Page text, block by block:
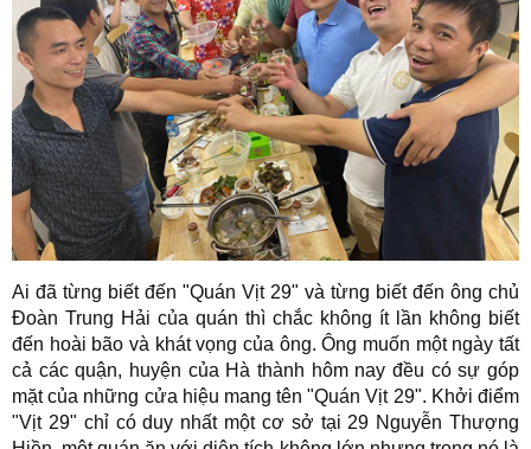
Ai đã từng biết đến "Quán Vịt 29" và từng biết đến ông chủ
Đoàn Trung Hải của quán thì chắc không ít lần không biết
đến hoài bão và khát vọng của ông. Ông muốn một ngày tất
cả các quận, huyện của Hà thành hôm nay đều có sự góp
mặt của những cửa hiệu mang tên "Quán Vịt 29". Khởi điểm
"Vịt 29" chỉ có duy nhất một cơ sở tại 29 Nguyễn Thượng